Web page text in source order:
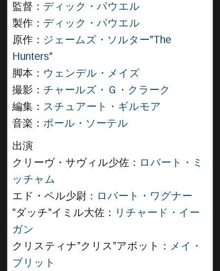
監督： ディック・パウエル
製作： ディック・パウエル
原作： ジェームズ・ソルター”The
Hunters”
脚本： ウェンデル・メイズ
撮影： チャールズ・Ｇ・クラーク
編集： スチュアート・ギルモア
音楽： ポール・ソーテル
出演
クリーヴ・サヴィル少佐： ロバート・ミ
ッチャム
エド・ペル少尉： ロバート・ワグナー
”ダッチ”イミル大佐： リチャード・イー
ガン
クリスティナ”クリス”アボット： メイ・
ブリット